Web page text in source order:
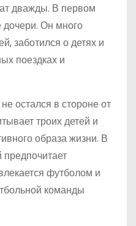
дважды. В первом
дочери. Он много
заботился о детях и
поездках и
остался в стороне от
троих детей и
образа жизни. В
футболом и
команды